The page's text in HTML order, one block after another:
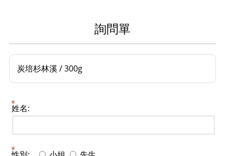
詢問單
炭培杉林溪 / 300g
姓名: